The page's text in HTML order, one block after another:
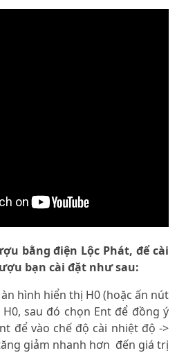
bằng điện Lộc Phát, để cài
bạn cài đặt như sau:
hình hiển thị H0 (hoặc ấn nút
sau đó chọn Ent để đồng ý
để vào chế độ cài nhiệt độ ->
giảm nhanh hơn đến giá trị